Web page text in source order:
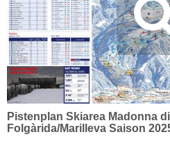
Pistenplan Skiarea Madonna
Folgàrida/​Marilleva Saison